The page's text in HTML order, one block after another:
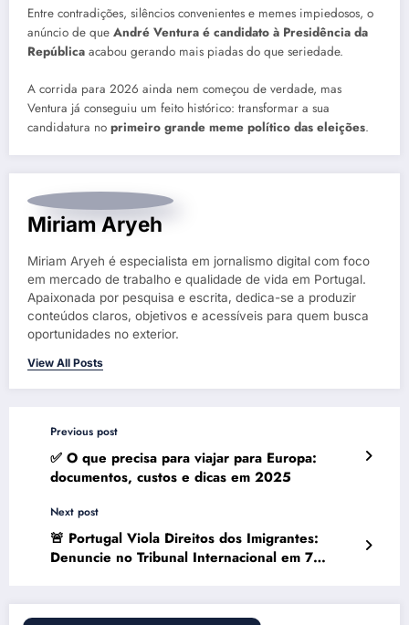
Entre contradições, silêncios convenientes e memes impiedosos, o
anúncio de que André Ventura é candidato à Presidência da
República acabou gerando mais piadas do que seriedade.
A corrida para 2026 ainda nem começou de verdade, mas
Ventura já conseguiu um feito histórico: transformar a sua
candidatura no primeiro grande meme político das eleições.
Miriam Aryeh
Miriam Aryeh é especialista em jornalismo digital com foco
em mercado de trabalho e qualidade de vida em Portugal.
Apaixonada por pesquisa e escrita, dedica-se a produzir
conteúdos claros, objetivos e acessíveis para quem busca
oportunidades no exterior.
View All Posts
Previous post
✅ O que precisa para viajar para Europa:
documentos, custos e dicas em 2025
Next post
🚨 Portugal Viola Direitos dos Imigrantes:
Denuncie no Tribunal Internacional em 7